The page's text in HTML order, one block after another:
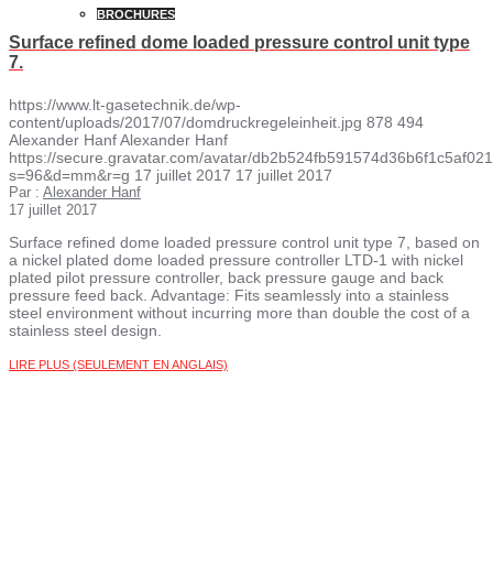
BROCHURES
Surface refined dome loaded pressure control unit type
7.
https://www.lt-gasetechnik.de/wp-
content/uploads/2017/07/domdruckregeleinheit.jpg 878 494
Alexander HanfAlexander Hanf
https://secure.gravatar.com/avatar/
s=96&d=mm&r=g 17 juillet 2017 17 juillet 2017
Par : Alexander Hanf
17 juillet 2017
Surface refined dome loaded pressure control unit type 7, based on
a nickel plated dome loaded pressure controller LTD-1 with nickel
plated pilot pressure controller, back pressure gauge and back
pressure feed back. Advantage: Fits seamlessly into a stainless
steel environment without incurring more than double the cost of a
stainless steel design.
LIRE PLUS (SEULEMENT EN ANGLAIS)